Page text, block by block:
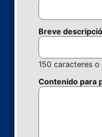
Breve
150 caracteres o
Contenido para